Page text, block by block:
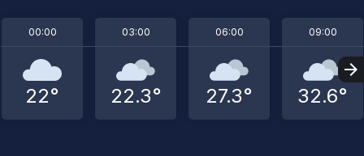
00:00
22°
03:00
22.3°
06:00
27.3°
09:00
32.6°